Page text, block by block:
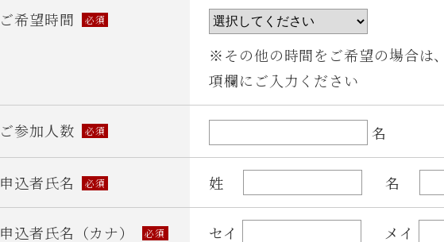
ご希望時間 必須
※その他の時間をご希望の場合は
項欄にご入力ください
ご参加人数 必須 名
申込者氏名 必須 姓 名
申込者氏名（カナ） 必須 セイ メイ